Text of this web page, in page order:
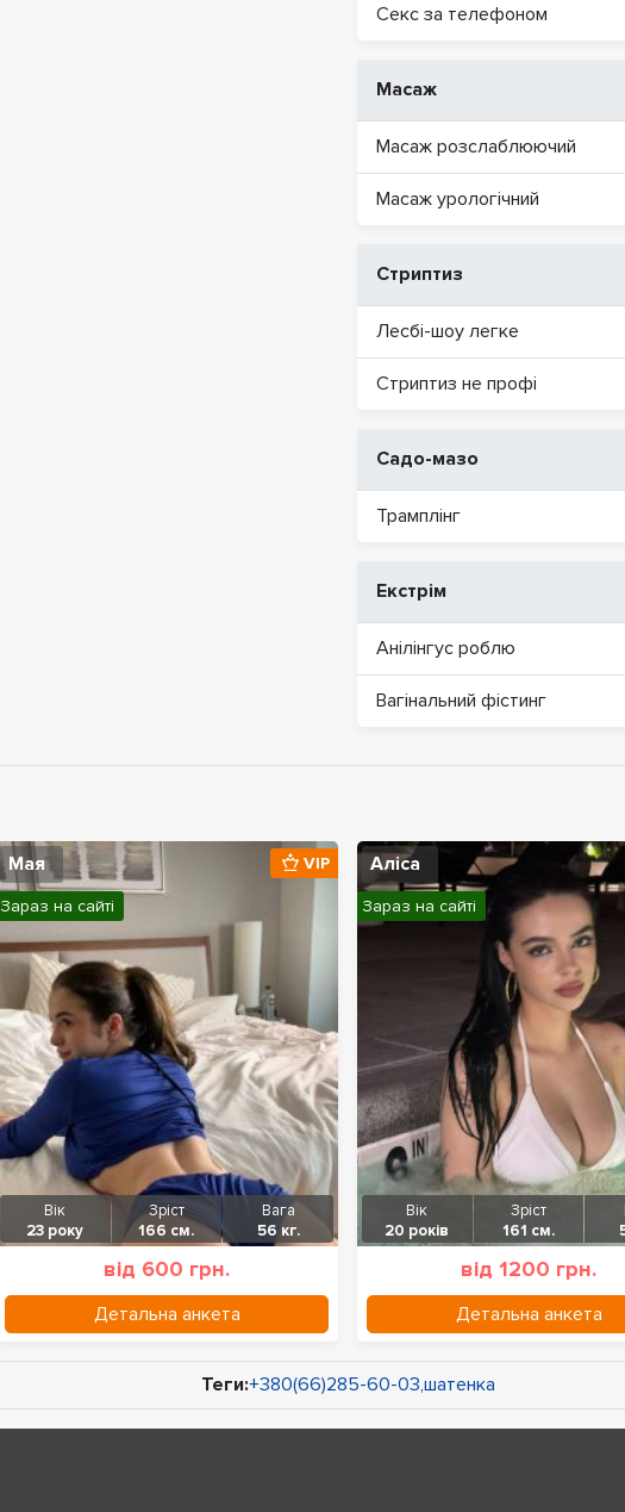
Секс за телефоном
Масаж
Масаж розслаблюючий
Масаж урологічний
Стриптиз
Лесбі-шоу легке
Стриптиз не профі
Садо-мазо
Трамплінг
Екстрім
Анілінгус роблю
Вагінальний фістинг
Мая
Вік
23 року
Зріст
166 см.
Вага
56 кг.
від 600 грн.
Детальна анкета
VIP
Зараз на сайті
Аліса
Вік
20 років
Зріст
161 см.
від 1200 грн.
Детальна анкета
Зараз на сайті
Теги:+380(66)285-60-03,шатенка